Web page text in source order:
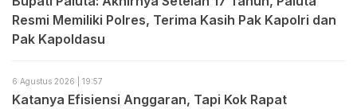
Resmi Memiliki Polres, Terima Kasih Pak Kapolri dan
Pak Kapoldasu
6 Agustus 2026 | 19:57
Katanya Efisiensi Anggaran, Tapi Kok Rapat